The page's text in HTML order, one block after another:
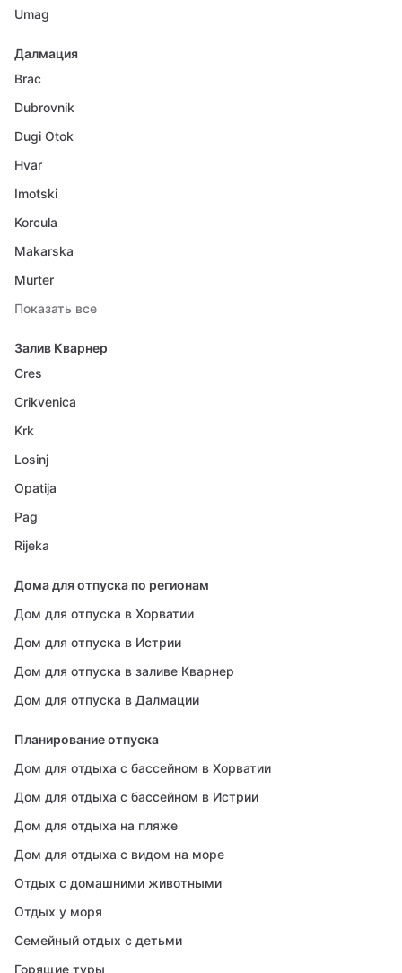
Umag
Далмация
Brac
Dubrovnik
Dugi Otok
Hvar
Imotski
Korcula
Makarska
Murter
Показать все
Залив Кварнер
Cres
Crikvenica
Krk
Losinj
Opatija
Pag
Rijeka
Дома для отпуска по регионам
Дом для отпуска в Хорватии
Дом для отпуска в Истрии
Дом для отпуска в заливе Кварнер
Дом для отпуска в Далмации
Планирование отпуска
Дом для отдыха с бассейном в Хорватии
Дом для отдыха с бассейном в Истрии
Дом для отдыха на пляже
Дом для отдыха с видом на море
Отдых с домашними животными
Отдых у моря
Семейный отдых с детьми
Горящие туры